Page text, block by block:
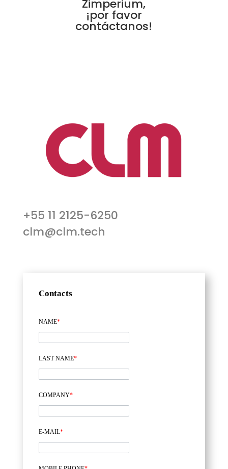
Zimperium,
¡por favor
contáctanos!
+55 11 2125-6250
clm@clm.tech
Contacts
NAME*
LAST NAME*
COMPANY*
E-MAIL*